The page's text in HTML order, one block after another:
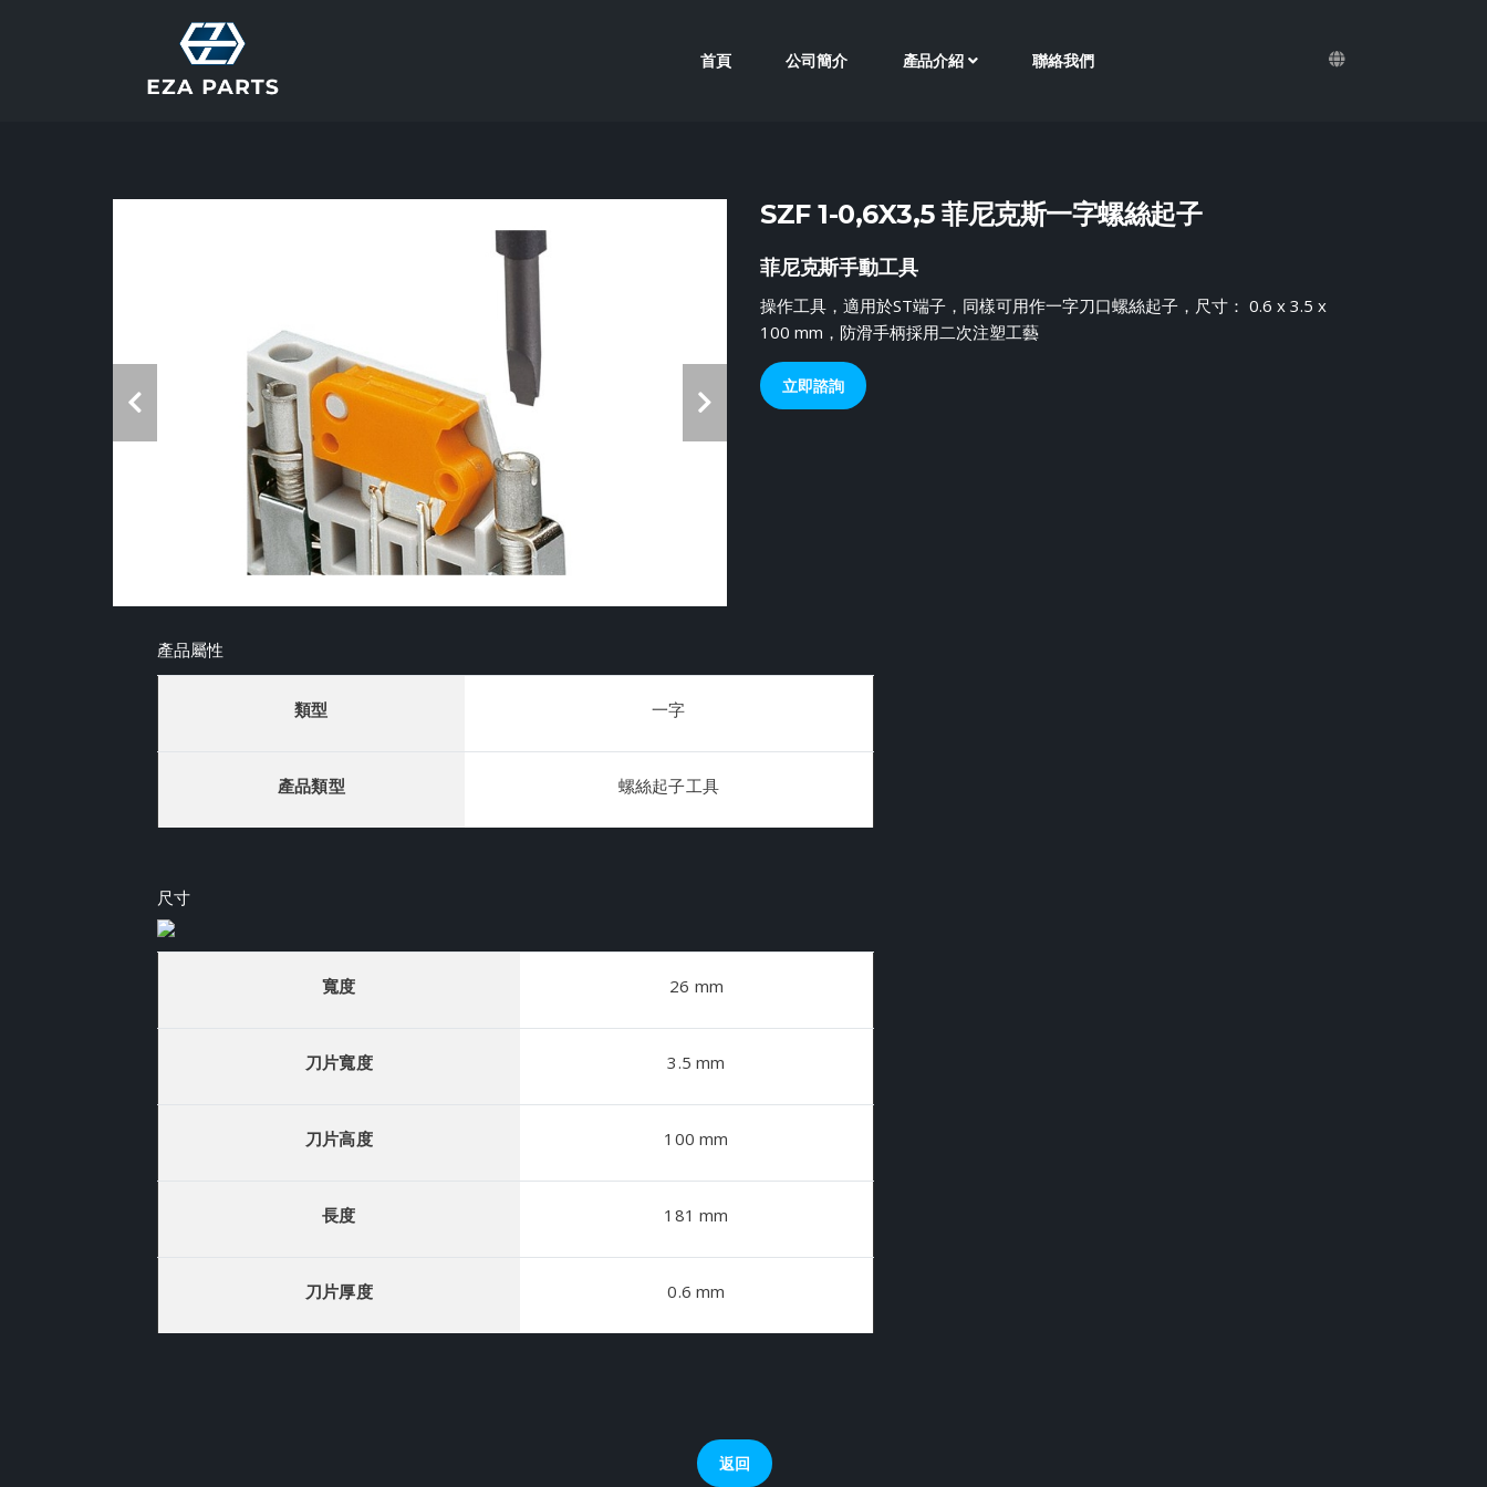
首頁 公司簡介 產品介紹 聯絡我們
SZF 1-0,6X3,5 菲尼克斯一字螺絲起子
菲尼克斯手動工具
操作工具，適用於ST端子，同樣可用作一字刀口螺絲起子，尺寸： 0.6 x 3.5 x
100 mm，防滑手柄採用二次注塑工藝
立即諮詢
產品屬性
類型 一字
產品類型 螺絲起子工具
尺寸
寬度 26 mm
刀片寬度 3.5 mm
刀片高度 100 mm
長度 181 mm
刀片厚度 0.6 mm
返回